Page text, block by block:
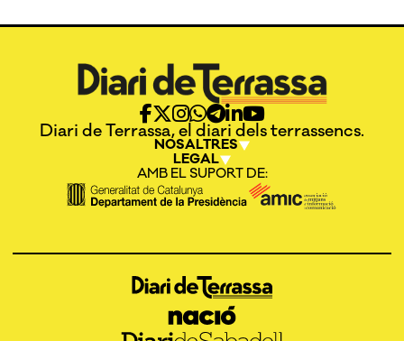
Diari de Terrassa, el diari dels terrassencs.
NOSALTRES
LEGAL
AMB EL SUPORT DE: